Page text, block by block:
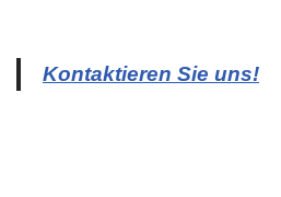
Kontaktieren Sie uns!